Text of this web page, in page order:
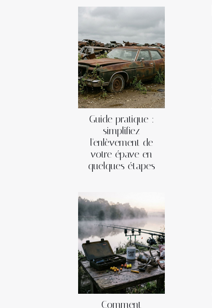
Guide pratique :
simplifiez
l'enlèvement de
votre épave en
quelques étapes
Comment